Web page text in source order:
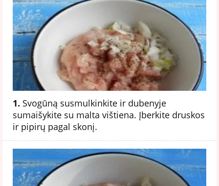
1. Svogūną susmulkinkite ir dubenyje
sumaišykite su malta vištiena. Įberkite druskos
ir pipirų pagal skonį.